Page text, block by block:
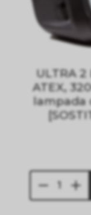
ULTRA
ATEX,
lampada